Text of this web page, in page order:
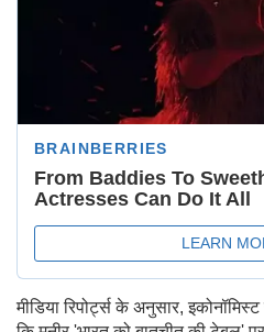
मीडिया रिपोर्ट्स के अनुसार,